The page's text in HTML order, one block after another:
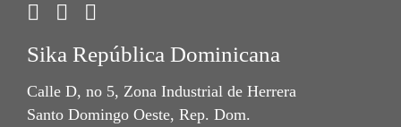
Sika República Dominicana
Calle D, no 5, Zona Industrial de Herrera
Santo Domingo Oeste, Rep. Dom.